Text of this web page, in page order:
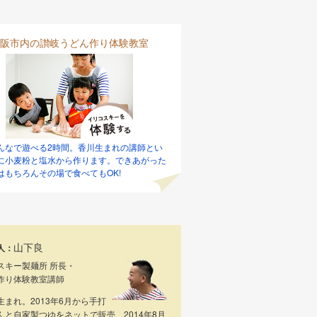
市内の讃岐うどん作り体験教室
なで遊べる2時間。香川生まれの講師とい
小麦粉と塩水から作ります。できあがった
もちろんその場で食べてもOK!
： 山下良
キー製麺所 所長・
り体験教室講師
まれ。2013年6月から手打
と自家製つゆをネットで販売、2014年8月